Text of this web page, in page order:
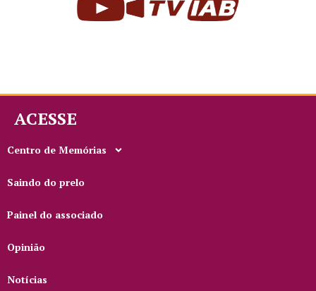
ACESSE
Centro de Memórias
Saindo do prelo
Painel do associado
Opinião
Notícias